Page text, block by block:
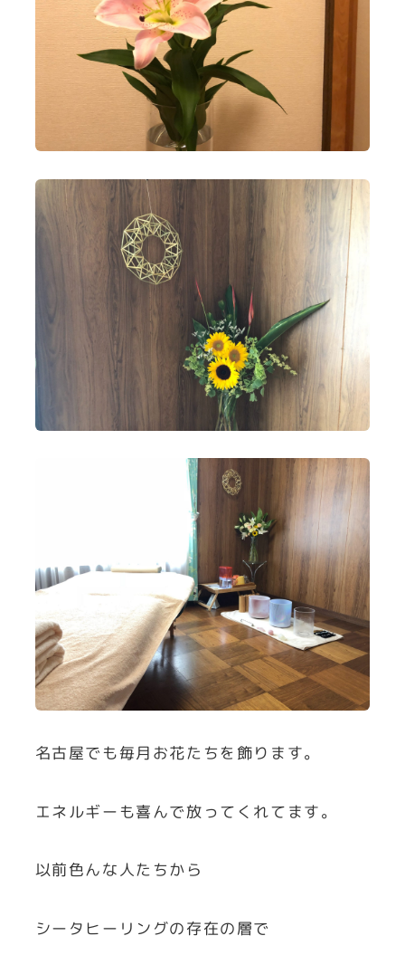
名古屋でも毎月お花たちを飾ります。
エネルギーも喜んで放ってくれてます。
以前色んな人たちから
シータヒーリングの存在の層で